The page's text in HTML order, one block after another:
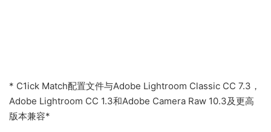
* C1ick Match配置文件与Adobe Lightroom Classic CC 7.3，
Adobe Lightroom CC 1.3和Adobe Camera Raw 10.3及更高
版本兼容*